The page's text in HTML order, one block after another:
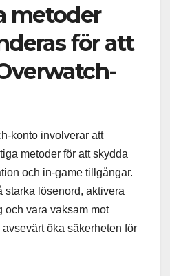
metoder
för att
konto involverar att
metoder för att skydda
och in-game tillgångar.
starka lösenord, aktivera
och vara vaksam mot
öka säkerheten för